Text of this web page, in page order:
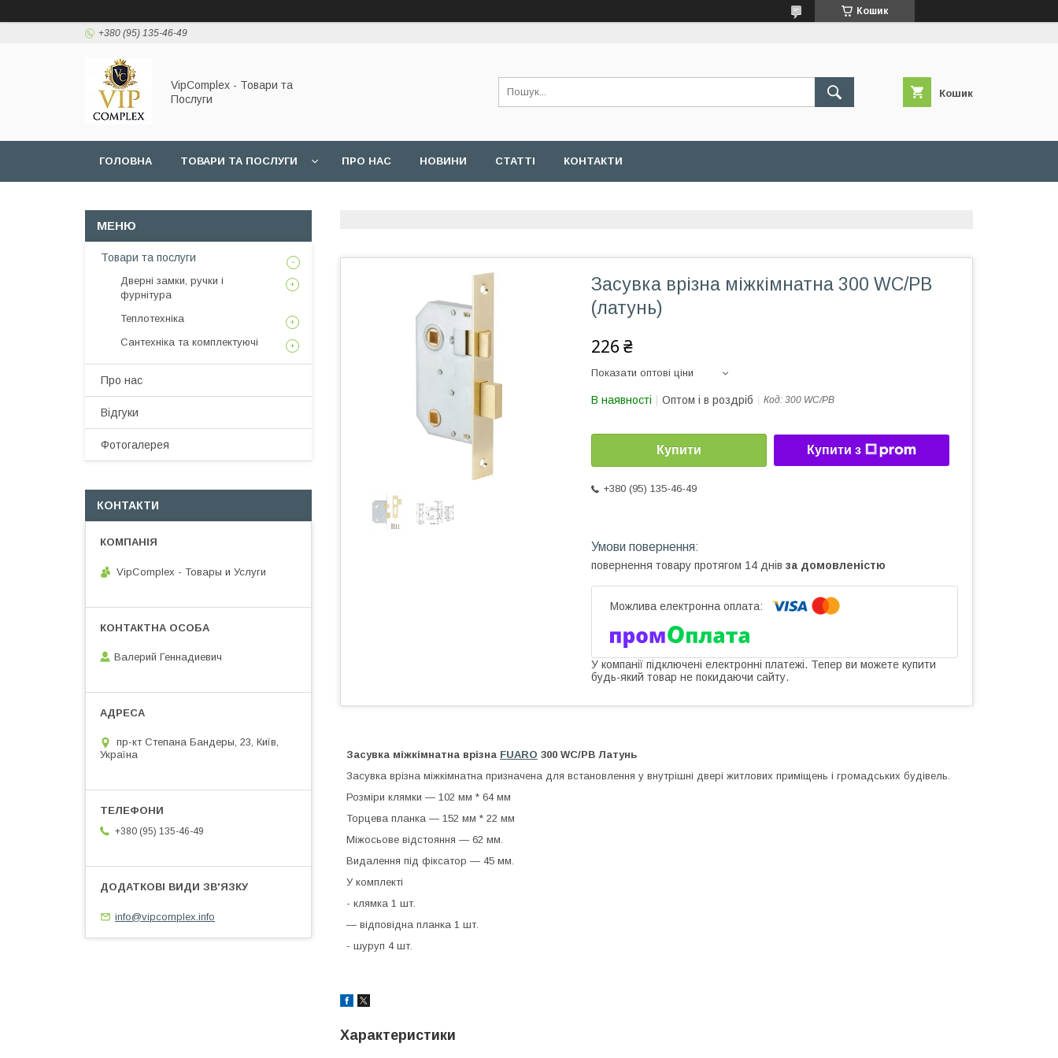
Кошик
+380 (95) 135-46-49
VipComplex - Товари та
Послуги
Кошик
ГОЛОВНА ТОВАРИ ТА ПОСЛУГИ ПРО НАС НОВИНИ СТАТТІ КОНТАКТИ
Засувка врізна міжкімнатна 300 WC/PB
(латунь)
226 ₴
Показати оптові ціни
В наявності Оптом і в роздріб Код: 300 WC/PB
Купити Купити з
+380 (95) 135-46-49
повернення товару протягом 14 днів за домовленістю
У компанії підключені електронні платежі. Тепер ви можете купити
будь-який товар не покидаючи сайту.
Засувка міжкімнатна врізна FUARO 300 WC/PB Латунь
Засувка врізна міжкімнатна призначена для встановлення у внутрішні двері житлових приміщень і громадських будівель.
Розміри клямки — 102 мм * 64 мм
Торцева планка — 152 мм * 22 мм
Міжосьове відстояння — 62 мм.
Видалення під фіксатор — 45 мм.
У комплекті
- клямка 1 шт.
— відповідна планка 1 шт.
- шуруп 4 шт.
Характеристики
Товари та послуги
Дверні замки, ручки і
фурнітура
Теплотехніка
Сантехніка та комплектуючі
Про нас
Відгуки
Фотогалерея
КОНТАКТИ
VipComplex - Товары и Услуги
Валерий Геннадиевич
пр-кт Степана Бандеры, 23, Київ,
Україна
+380 (95) 135-46-49
info@vipcomplex.info